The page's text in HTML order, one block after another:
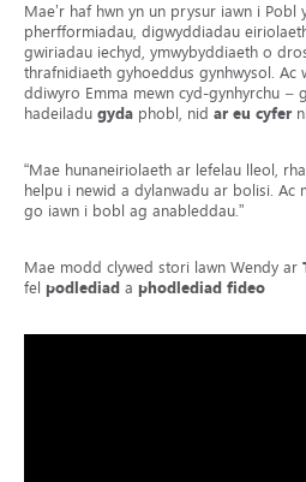
Mae’r haf hwn yn un prysur iawn i Pobl
pherfformiadau, digwyddiadau
gwiriadau iechyd, ymwybyddiaeth o
thrafnidiaeth gyhoeddus gynhwysol. Ac
ddiwyro Emma mewn cyd-gynhyrchu –
hadeiladu gyda phobl, nid ar eu cyfer
“Mae hunaneiriolaeth ar lefelau lleol,
helpu i newid a dylanwadu ar bolisi. Ac
go iawn i bobl ag anableddau.”
Mae modd clywed stori lawn Wendy ar
fel podlediad a phodlediad fideo